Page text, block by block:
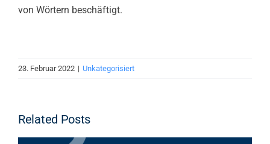
von Wörtern beschäftigt.
23. Februar 2022 | Unkategorisiert
Related Posts